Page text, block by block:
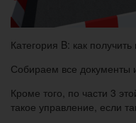
Категория B: как
Собираем все документы
Кроме того, по части 3
такое управление, если